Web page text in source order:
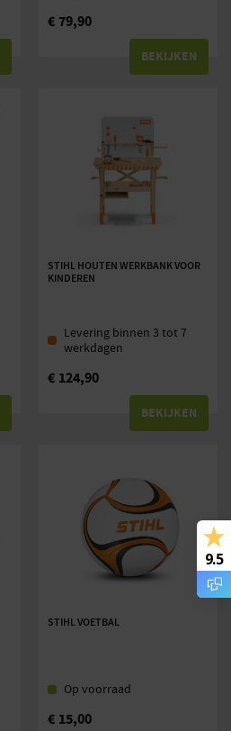
€ 79,90
BEKIJKEN
STIHL HOUTEN WERKBANK VOOR
KINDEREN
Levering binnen 3 tot 7
werkdagen
€ 124,90
BEKIJKEN
STIHL VOETBAL
Op voorraad
€ 15,00
9.5